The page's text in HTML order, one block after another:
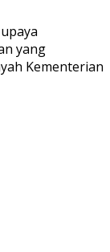
yang
Kementerian